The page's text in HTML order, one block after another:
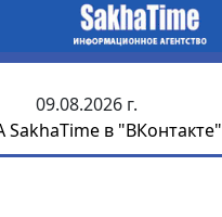
09.08.2026 г.
SakhaTime в "ВКонтакте"